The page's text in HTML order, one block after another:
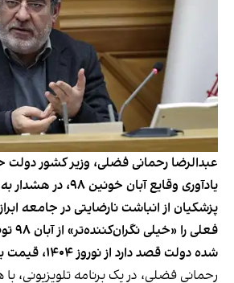
عبدالرضا رحمانی فضلی، وزیر کشور دولت
یادآوری وقایع آبان
پزشکیان از انباشت نارضایتی در جامعه
فعلی
شده دولت قصد دارد از نوروز ۱۴۰۴، قیمت بنزین را افزایش دهد.
رحمانی فضلی، در یک برنامه تلویزیونی،